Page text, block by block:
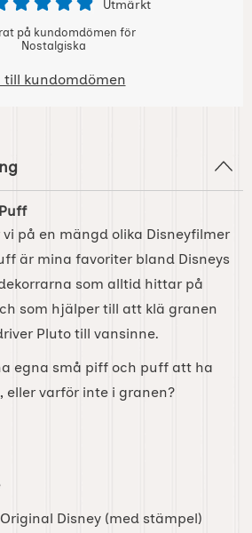
Utmärkt
på kundomdömen för
Nostalgiska
till kundomdömen
på en mängd olika Disneyfilmer
är mina favoriter bland Disneys
som alltid hittar på
som hjälper till att klä granen
Pluto till vansinne.
egna små piff och puff att ha
eller varför inte i granen?
Disney (med stämpel)